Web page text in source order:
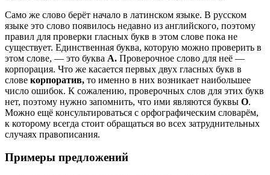
Само же слово берёт начало в латинском языке. В русском
языке это слово появилось недавно из английского, поэтому
правил для проверки гласных букв в этом слове пока не
существует. Единственная буква, которую можно проверить в
этом слове, — это буква А. Проверочное слово для неё —
корпорация. Что же касается первых двух гласных букв в
слове корпоратив, то именно в них возникает наибольшее
число ошибок. К сожалению, проверочных слов для этих букв
нет, поэтому нужно запомнить, что ими являются буквы О.
Можно ещё консультироваться с орфографическим словарём,
к которому всегда стоит обращаться во всех затруднительных
случаях правописания.
Примеры предложений